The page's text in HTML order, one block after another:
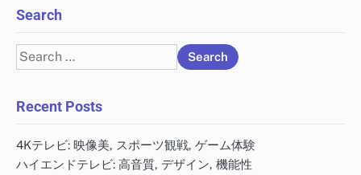
Search
Search
for:
Recent Posts
4Kテレビ: 映像美, スポーツ観戦, ゲーム体験
ハイエンドテレビ: 高音質, デザイン, 機能性